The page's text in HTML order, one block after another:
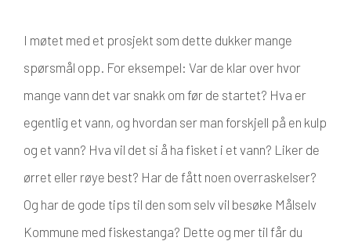
I møtet med et prosjekt som dette dukker mange
spørsmål opp. For eksempel: Var de klar over hvor
mange vann det var snakk om før de startet? Hva er
egentlig et vann, og hvordan ser man forskjell på en kulp
og et vann? Hva vil det si å ha fisket i et vann? Liker de
ørret eller røye best? Har de fått noen overraskelser?
Og har de gode tips til den som selv vil besøke Målselv
Kommune med fiskestanga? Dette og mer til får du